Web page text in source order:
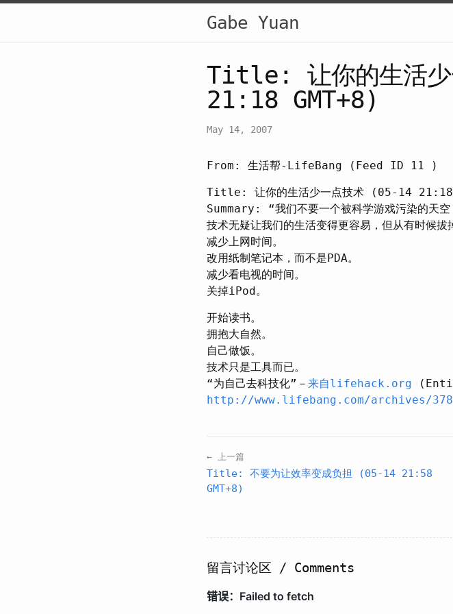
Gabe Yuan
Title: 让你的生活
21:18 GMT+8)
May 14, 2007
From: 生活帮-LifeBang (Feed ID 11 )
Title: 让你的生活少一点技术 (05-14 21:18
Summary: “我们不要一个被科学游戏污染的天
技术无疑让我们的生活变得更容易，但从有时候拔
减少上网时间。
改用纸制笔记本，而不是PDA。
减少看电视的时间。
关掉iPod。
开始读书。
拥抱大自然。
自己做饭。
技术只是工具而已。
“为自己去科技化”－ 来自lifehack.org
http://www.lifebang.com/archives/378
← 上一篇
Title: 不要为让效率变成负担 (05-14 21:58
GMT+8)
留言讨论区 / Comments